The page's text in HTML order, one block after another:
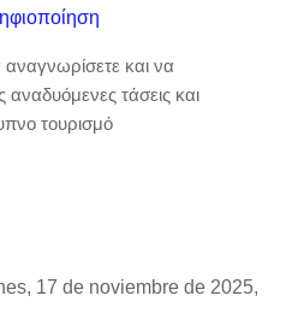
και να
αναδυόμενες τάσεις και
τουρισμό
17 de noviembre de 2025,